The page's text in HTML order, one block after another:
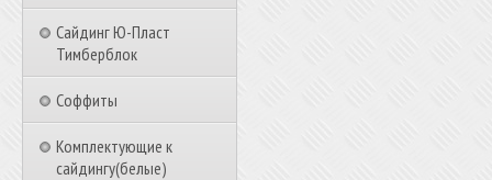
Сайдинг Ю-Пласт
Тимберблок
Соффиты
Комплектующие к
сайдингу(белые)